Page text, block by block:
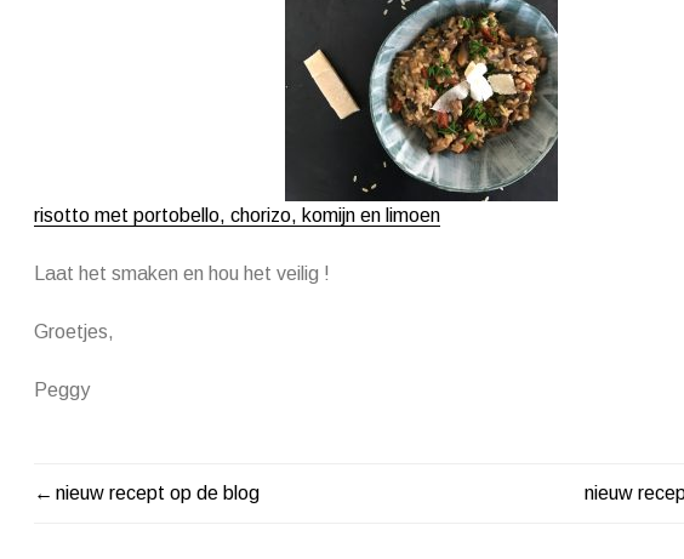
risotto met portobello, chorizo, komijn en limoen
Laat het smaken en hou het veilig !
Groetjes,
Peggy
BERICHT
nieuw recept op de blog nieuw